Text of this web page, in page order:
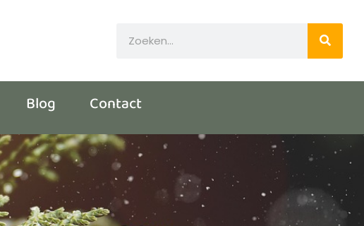
Blog Contact